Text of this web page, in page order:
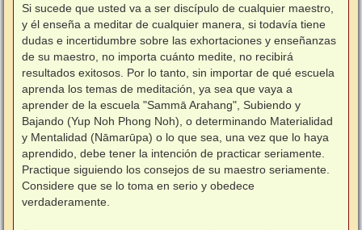
Si sucede que usted va a ser discípulo de cualquier maestro,
y él enseña a meditar de cualquier manera, si todavía tiene
dudas e incertidumbre sobre las exhortaciones y enseñanzas
de su maestro, no importa cuánto medite, no recibirá
resultados exitosos. Por lo tanto, sin importar de qué escuela
aprenda los temas de meditación, ya sea que vaya a
aprender de la escuela "Sammā Arahang", Subiendo y
Bajando (Yup Noh Phong Noh), o determinando Materialidad
y Mentalidad (Nāmarūpa) o lo que sea, una vez que lo haya
aprendido, debe tener la intención de practicar seriamente.
Practique siguiendo los consejos de su maestro seriamente.
Considere que se lo toma en serio y obedece
verdaderamente.